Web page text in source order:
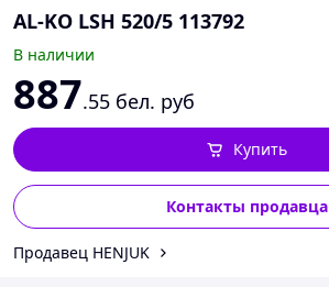
AL-KO LSH 520/5 113792
В наличии
887.55 бел. руб
Контакты продавца
Купить
Продавец HENJUK